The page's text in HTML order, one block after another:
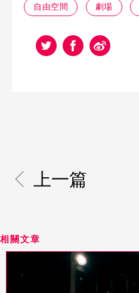
自由空間 劇場
上一篇
相關文章